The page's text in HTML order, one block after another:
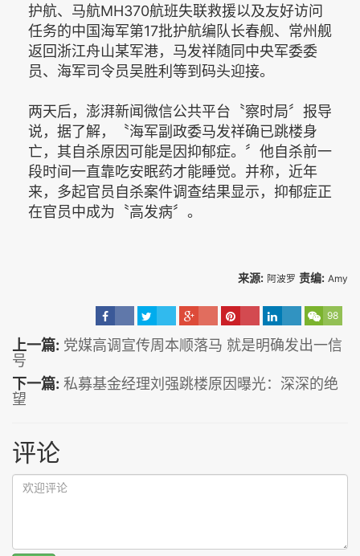
护航、马航MH370航班失联救援以及友好访问
任务的中国海军第17批护航编队长春舰、常州舰
返回浙江舟山某军港，马发祥随同中央军委委
员、海军司令员吴胜利等到码头迎接。
两天后，澎湃新闻微信公共平台〝察时局〞报导
说，据了解，〝海军副政委马发祥确已跳楼身
亡，其自杀原因可能是因抑郁症。〞他自杀前一
段时间一直靠吃安眠药才能睡觉。并称，近年
来，多起官员自杀案件调查结果显示，抑郁症正
在官员中成为〝高发病〞。
来源: 阿波罗 责编: Amy
98
上一篇: 党媒高调宣传周本顺落马 就是明确发出一信
号
下一篇: 私募基金经理刘强跳楼原因曝光：深深的绝
望
评论